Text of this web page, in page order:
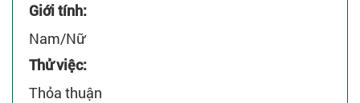
Giới tính:
Nam/Nữ
Thử việc:
Thỏa thuận